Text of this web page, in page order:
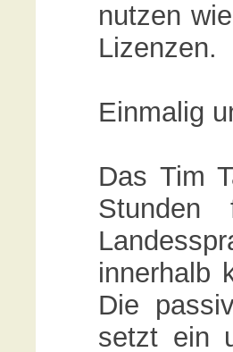
nutzen
Lizenzen.
Einmalig
Das Tim
innerhalb
Die
setzt ein